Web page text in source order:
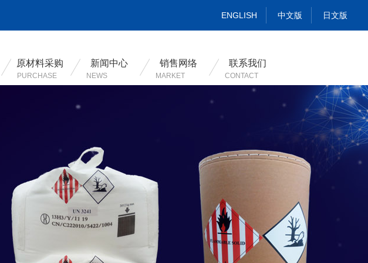
ENGLISH 中文版 日文版
原材料采购
PURCHASE
新闻中心
NEWS
销售网络
MARKET
联系我们
CONTACT